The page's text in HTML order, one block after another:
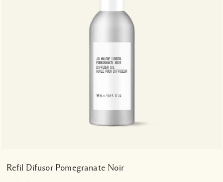
Refil Difusor Pomegranate Noir